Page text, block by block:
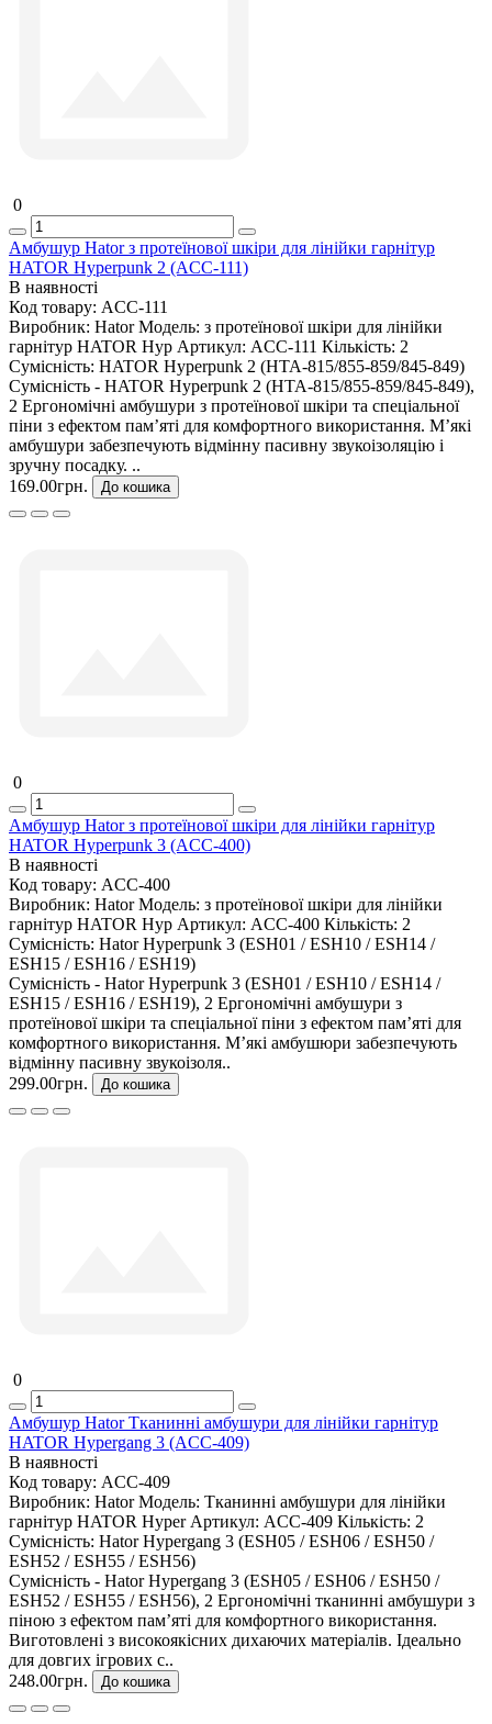
0
Амбушур Hator з протеїнової шкіри для лінійки гарнітур
HATOR Hyperpunk 2 (ACC-111)
В наявності
Код товару: ACC-111
Виробник: Hator Модель: з протеїнової шкіри для лінійки
гарнітур HATOR Hyp Артикул: ACC-111 Кількість: 2
Сумісність: HATOR Hyperpunk 2 (HTA-815/855-859/845-849)
Сумісність - HATOR Hyperpunk 2 (HTA-815/855-859/845-849),
2 Ергономічні амбушури з протеїнової шкіри та спеціальної
піни з ефектом пам’яті для комфортного використання. М’які
амбушури забезпечують відмінну пасивну звукоізоляцію і
зручну посадку. ..
169.00грн.
До кошика
0
Амбушур Hator з протеїнової шкіри для лінійки гарнітур
HATOR Hyperpunk 3 (ACC-400)
В наявності
Код товару: ACC-400
Виробник: Hator Модель: з протеїнової шкіри для лінійки
гарнітур HATOR Hyp Артикул: ACC-400 Кількість: 2
Сумісність: Hator Hyperpunk 3 (ESH01 / ESH10 / ESH14 /
ESH15 / ESH16 / ESH19)
Сумісність - Hator Hyperpunk 3 (ESH01 / ESH10 / ESH14 /
ESH15 / ESH16 / ESH19), 2 Ергономічні амбушури з
протеїнової шкіри та спеціальної піни з ефектом пам’яті для
комфортного використання. М’які амбушюри забезпечують
відмінну пасивну звукоізоля..
299.00грн.
До кошика
0
Амбушур Hator Тканинні амбушури для лінійки гарнітур
HATOR Hypergang 3 (ACC-409)
В наявності
Код товару: ACC-409
Виробник: Hator Модель: Тканинні амбушури для лінійки
гарнітур HATOR Hyper Артикул: ACC-409 Кількість: 2
Сумісність: Hator Hypergang 3 (ESH05 / ESH06 / ESH50 /
ESH52 / ESH55 / ESH56)
Сумісність - Hator Hypergang 3 (ESH05 / ESH06 / ESH50 /
ESH52 / ESH55 / ESH56), 2 Ергономічні тканинні амбушури з
піною з ефектом пам’яті для комфортного використання.
Виготовлені з високоякісних дихаючих матеріалів. Ідеально
для довгих ігрових с..
248.00грн.
До кошика